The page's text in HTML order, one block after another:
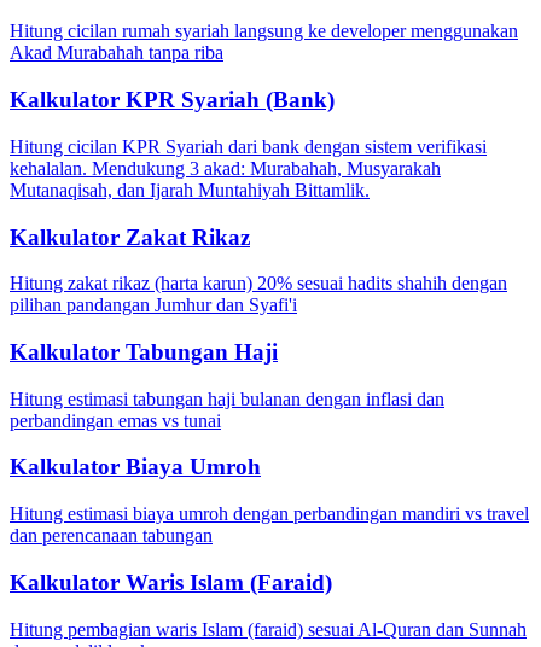
Hitung cicilan rumah syariah langsung ke developer menggunakan
Akad Murabahah tanpa riba
Kalkulator KPR Syariah (Bank)
Hitung cicilan KPR Syariah dari bank dengan sistem verifikasi
kehalalan. Mendukung 3 akad: Murabahah, Musyarakah
Mutanaqisah, dan Ijarah Muntahiyah Bittamlik.
Kalkulator Zakat Rikaz
Hitung zakat rikaz (harta karun) 20% sesuai hadits shahih dengan
pilihan pandangan Jumhur dan Syafi'i
Kalkulator Tabungan Haji
Hitung estimasi tabungan haji bulanan dengan inflasi dan
perbandingan emas vs tunai
Kalkulator Biaya Umroh
Hitung estimasi biaya umroh dengan perbandingan mandiri vs travel
dan perencanaan tabungan
Kalkulator Waris Islam (Faraid)
Hitung pembagian waris Islam (faraid) sesuai Al-Quran dan Sunnah